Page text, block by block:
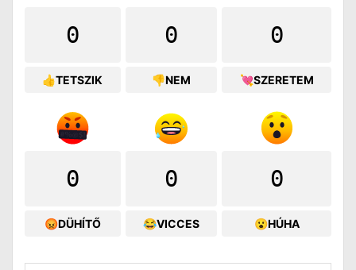
0
👍TETSZIK
0
👎NEM
0
💘SZERETEM
0
😡DÜHÍTŐ
0
😂VICCES
0
😮HÚHA